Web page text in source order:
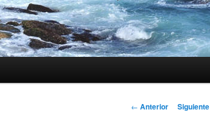
Navegación
← Anterior Siguiente